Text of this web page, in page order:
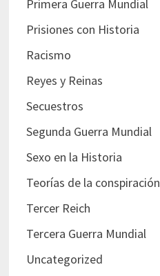
Primera Guerra Mundial
Prisiones con Historia
Racismo
Reyes y Reinas
Secuestros
Segunda Guerra Mundial
Sexo en la Historia
Teorías de la conspiración
Tercer Reich
Tercera Guerra Mundial
Uncategorized